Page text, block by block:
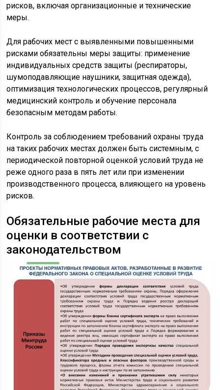
рисков, включая организационные и технические
меры.
Для рабочих мест с выявленными повышенными
рисками обязательны меры защиты: применение
индивидуальных средств защиты (респираторы,
шумоподавляющие наушники, защитная одежда),
оптимизация технологических процессов, регулярный
медицинский контроль и обучение персонала
безопасным методам работы.
Контроль за соблюдением требований охраны труда
на таких рабочих местах должен быть системным, с
периодической повторной оценкой условий труда не
реже одного раза в пять лет или при изменении
производственного процесса, влияющего на уровень
рисков.
Обязательные рабочие места для
оценки в соответствии с
законодательством